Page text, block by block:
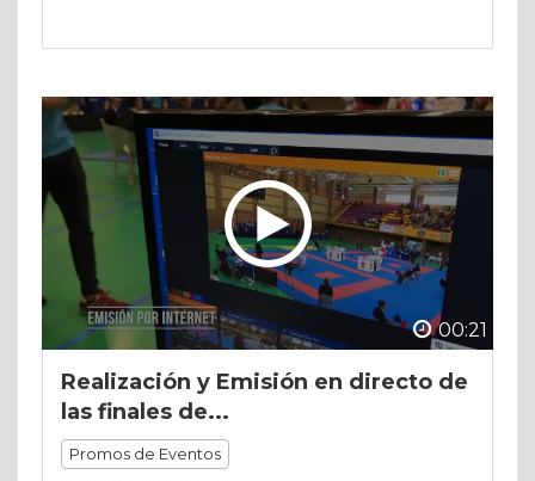
00:21
Realización y Emisión en directo de
las finales de...
Promos de Eventos